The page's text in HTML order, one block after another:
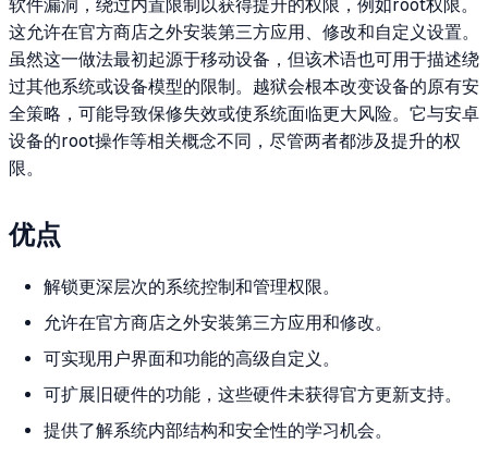
软件漏洞，绕过内置限制以获得提升的权限，例如root权限。
这允许在官方商店之外安装第三方应用、修改和自定义设置。
虽然这一做法最初起源于移动设备，但该术语也可用于描述绕
过其他系统或设备模型的限制。越狱会根本改变设备的原有安
全策略，可能导致保修失效或使系统面临更大风险。它与安卓
设备的root操作等相关概念不同，尽管两者都涉及提升的权
限。
优点
解锁更深层次的系统控制和管理权限。
允许在官方商店之外安装第三方应用和修改。
可实现用户界面和功能的高级自定义。
可扩展旧硬件的功能，这些硬件未获得官方更新支持。
提供了解系统内部结构和安全性的学习机会。